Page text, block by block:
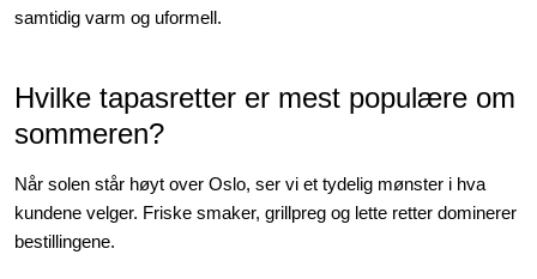
samtidig varm og uformell.
Hvilke tapasretter er mest populære om
sommeren?
Når solen står høyt over Oslo, ser vi et tydelig mønster i hva
kundene velger. Friske smaker, grillpreg og lette retter dominerer
bestillingene.